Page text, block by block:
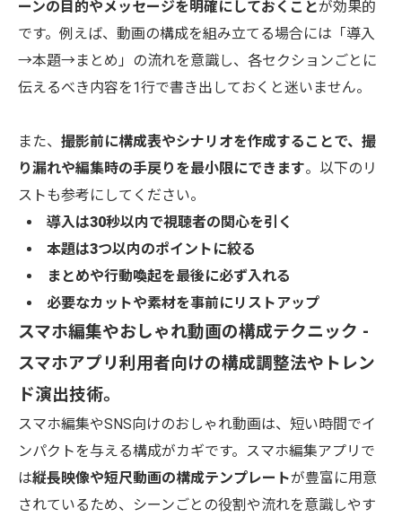
ーンの目的やメッセージを明確にしておくことが効果的
です。例えば、動画の構成を組み立てる場合には「導入
→本題→まとめ」の流れを意識し、各セクションごとに
伝えるべき内容を1行で書き出しておくと迷いません。
また、 撮影前に構成表やシナリオを作成することで、撮
り漏れや編集時の手戻りを最小限にできます。以下のリ
ストも参考にしてください。
導入は30秒以内で視聴者の関心を引く
本題は3つ以内のポイントに絞る
まとめや行動喚起を最後に必ず入れる
必要なカットや素材を事前にリストアップ
スマホ編集やおしゃれ動画の構成テクニック -
スマホアプリ利用者向けの構成調整法やトレン
ド演出技術。
スマホ編集やSNS向けのおしゃれ動画は、短い時間でイ
ンパクトを与える構成がカギです。スマホ編集アプリで
は縦長映像や短尺動画の構成テンプレートが豊富に用意
されているため、シーンごとの役割や流れを意識しやす